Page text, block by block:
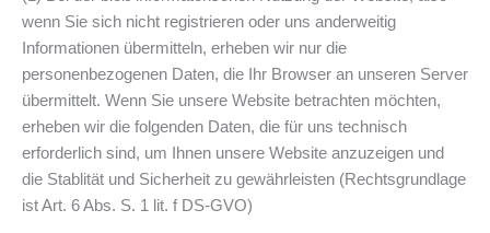
wenn Sie sich nicht registrieren oder uns anderweitig
Informationen übermitteln, erheben wir nur die
personenbezogenen Daten, die Ihr Browser an unseren Server
übermittelt. Wenn Sie unsere Website betrachten möchten,
erheben wir die folgenden Daten, die für uns technisch
erforderlich sind, um Ihnen unsere Website anzuzeigen und
die Stablität und Sicherheit zu gewährleisten (Rechtsgrundlage
ist Art. 6 Abs. S. 1 lit. f DS-GVO)